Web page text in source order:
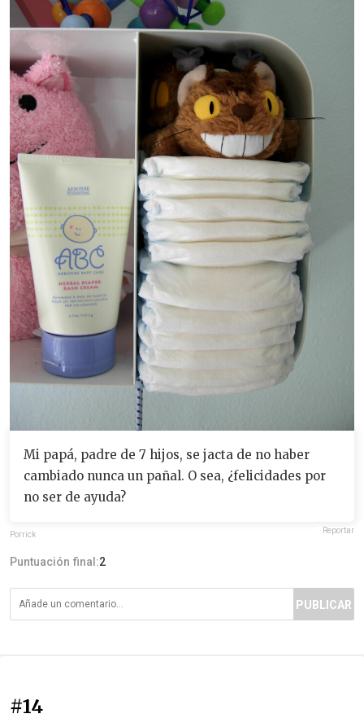
Mi papá, padre de 7 hijos, se jacta de no haber
cambiado nunca un pañal. O sea, ¿felicidades por
no ser de ayuda?
Porrick Reportar
Puntuación final:2
PUBLICAR
#14